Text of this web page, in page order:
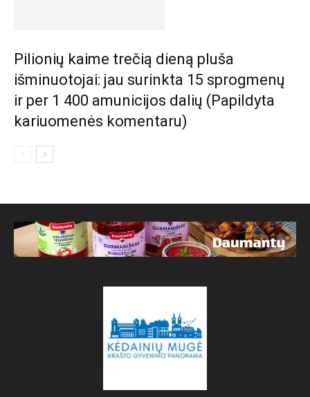
Pilionių kaime trečią dieną pluša
išminuotojai: jau surinkta 15 sprogmenų
ir per 1 400 amunicijos dalių (Papildyta
kariuomenės komentaru)